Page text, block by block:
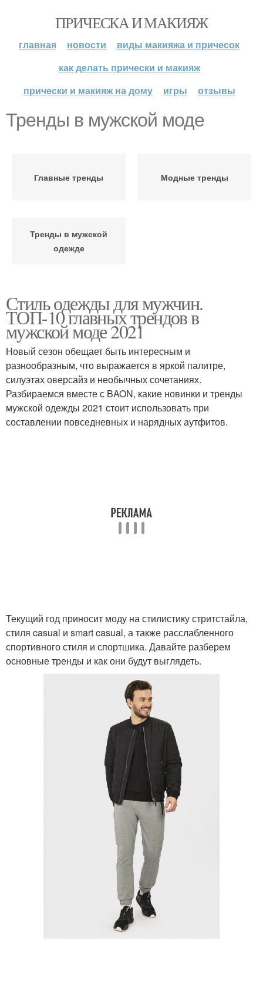
ПРИЧЕСКА И МАКИЯЖ
главная новости
виды макияжа и причесок
как делать прически и макияж
прически и макияж на дому
игры отзывы
Тренды в мужской моде
Главные тренды Модные тренды
Тренды в мужской
одежде
Стиль одежды для мужчин.
ТОП-10 главных трендов в
мужской моде 2021
Новый сезон обещает быть интересным и
разнообразным, что выражается в яркой палитре,
силуэтах оверсайз и необычных сочетаниях.
Разбираемся вместе с BAON, какие новинки и тренды
мужской одежды 2021 стоит использовать при
составлении повседневных и нарядных аутфитов.
Текущий год приносит моду на стилистику стритстайла,
стиля casual и smart casual, а также расслабленного
спортивного стиля и спортшика. Давайте разберем
основные тренды и как они будут выглядеть.